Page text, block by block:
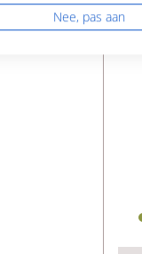
Nee, pas aan